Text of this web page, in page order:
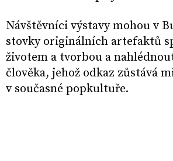
Návštěvníci výstavy mohou v
stovky originálních artefaktů
životem a tvorbou a
člověka, jehož odkaz zůstává
v současné popkultuře.